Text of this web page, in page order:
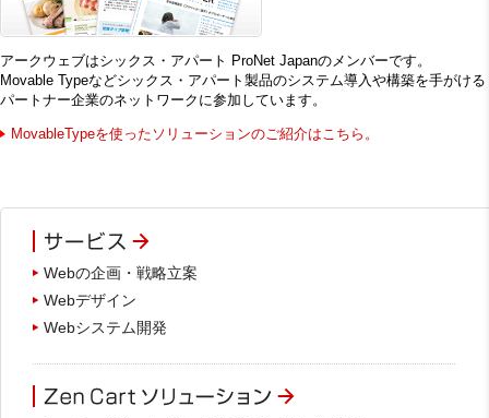
アークウェブはシックス・アパート ProNet Japanのメンバーです。
Movable Typeなどシックス・アパート製品のシステム導入や構築を手がける
パートナー企業のネットワークに参加しています。
MovableTypeを使ったソリューションのご紹介はこちら。
Webの企画・戦略立案
Webデザイン
Webシステム開発